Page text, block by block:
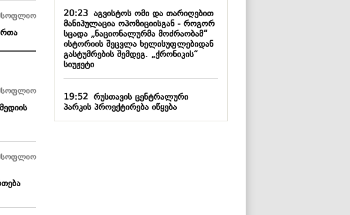
20:23აგვისტოს ომი და თარიღებით
მანიპულაცია ოპოზიციისგან - როგორ
სცადა „ნაციონალურმა მოძრაობამ“
ისტორიის შეცვლა ხელისუფლებიდან
გასტუმრების შემდეგ. „ქრონიკის“
სიუჟეტი
19:52რუსთავის ცენტრალური
პარკის პროექტირება იწყება